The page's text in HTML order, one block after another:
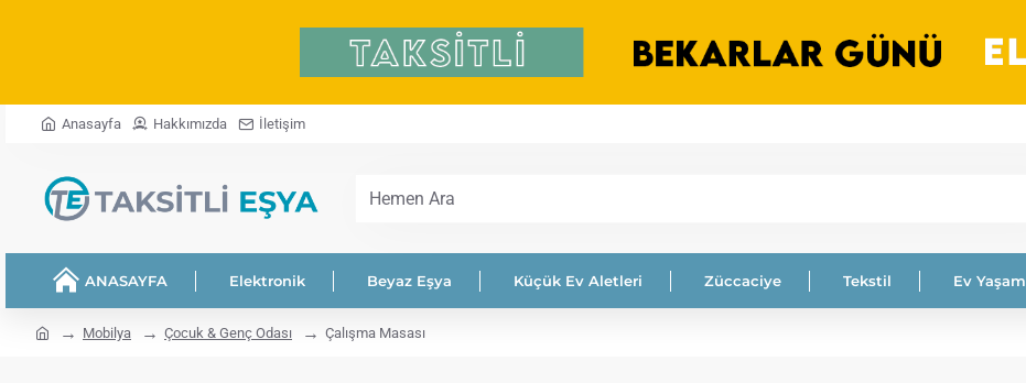
Anasayfa Hakkımızda İletişim
Hemen
ANASAYFA Elektronik Beyaz Eşya Küçük Ev Aletleri Züccaciye Tekstil Ev Yaşam
home Mobilya Çocuk & Genç Odası Çalışma Masası